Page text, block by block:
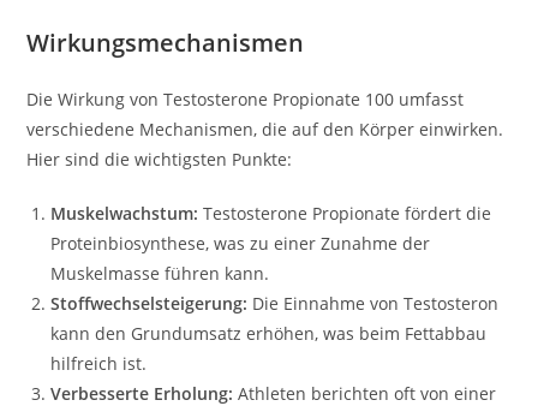
Wirkungsmechanismen
Die Wirkung von Testosterone Propionate 100 umfasst
verschiedene Mechanismen, die auf den Körper einwirken.
Hier sind die wichtigsten Punkte:
Muskelwachstum: Testosterone Propionate fördert die
Proteinbiosynthese, was zu einer Zunahme der
Muskelmasse führen kann.
Stoffwechselsteigerung: Die Einnahme von Testosteron
kann den Grundumsatz erhöhen, was beim Fettabbau
hilfreich ist.
Verbesserte Erholung: Athleten berichten oft von einer